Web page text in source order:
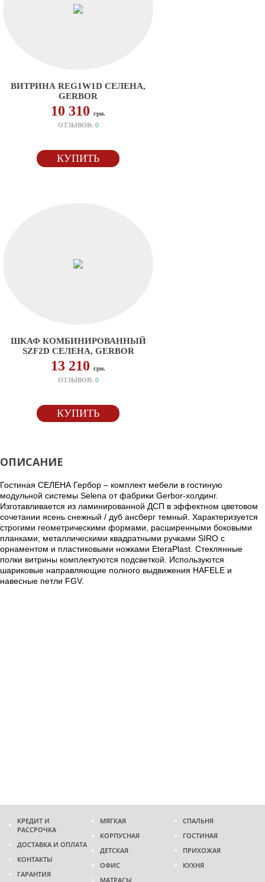
ВИТРИНА REG1W1D СЕЛЕНА,
GERBOR
10 310 грн.
ОТЗЫВОВ: 0
КУПИТЬ
ШКАФ КОМБИНИРОВАННЫЙ
SZF2D СЕЛЕНА, GERBOR
13 210 грн.
ОТЗЫВОВ: 0
КУПИТЬ
ОПИСАНИЕ
Гостиная СЕЛЕНА Гербор – комплект мебели в гостиную
модульной системы Selena от фабрики Gerbor-холдинг.
Изготавливается из ламинированной ДСП в эффектном цветовом
сочетании ясень снежный / дуб ансберг темный. Характеризуется
строгими геометрическими формами, расширенными боковыми
планками, металлическими квадратными ручками SIRO с
орнаментом и пластиковыми ножками EteraPlast. Стеклянные
полки витрины комплектуются подсветкой. Используются
шариковые направляющие полного выдвижения HAFELE и
навесные петли FGV.
КРЕДИТ И
РАССРОЧКА
ДОСТАВКА И ОПЛАТА
КОНТАКТЫ
ГАРАНТИЯ
МЯГКАЯ
КОРПУСНАЯ
ДЕТСКАЯ
ОФИС
МАТРАСЫ
СПАЛЬНЯ
ГОСТИНАЯ
ПРИХОЖАЯ
КУХНЯ